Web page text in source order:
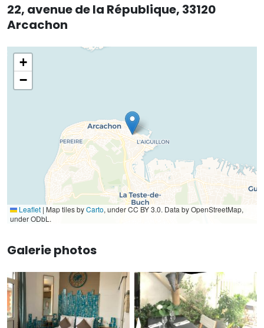
22, avenue de la République, 33120
Arcachon
+
−
Leaflet | Map tiles byCarto, under CC BY 3.0. Data by OpenStreetMap,
under ODbL.
Galerie photos